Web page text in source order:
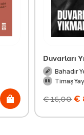
Duvarları
Bahadır
Timaş
€16,00 €